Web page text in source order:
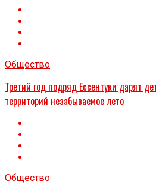
Общество
Третий год подряд Ессентуки дарят
территорий незабываемое лето
Общество